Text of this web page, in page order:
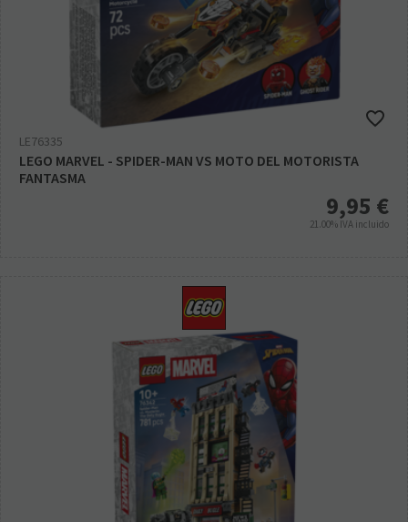
LE76335
LEGO MARVEL - SPIDER-MAN VS MOTO DEL MOTORISTA
FANTASMA
9,95 €
21.00% IVA incluido